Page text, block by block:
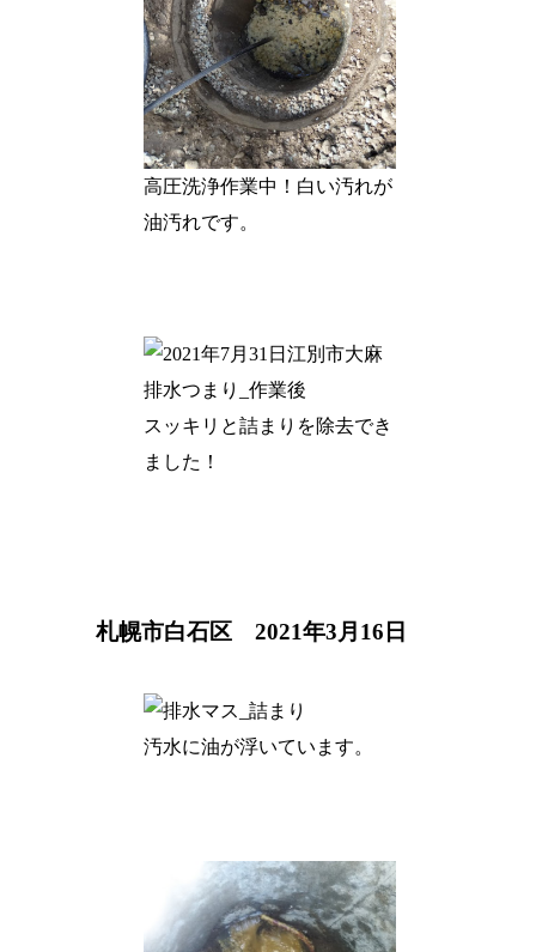
高圧洗浄作業中！白い汚れが
油汚れです。
スッキリと詰まりを除去でき
ました！
札幌市白石区 2021年3月16日
汚水に油が浮いています。